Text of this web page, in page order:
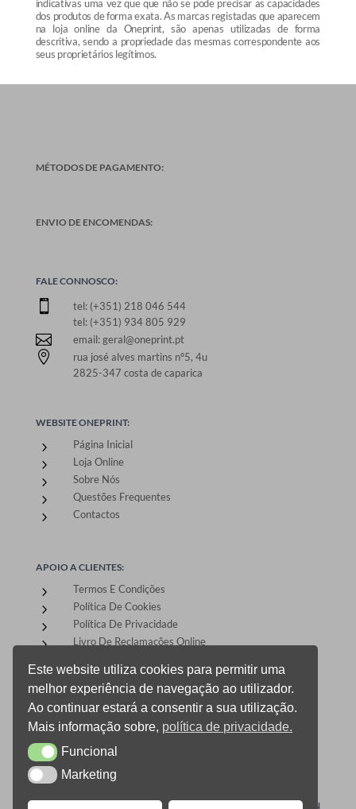
indicativas uma vez que que não se pode precisar as capacidades
dos produtos de forma exata. As marcas registadas que aparecem
na loja online da Oneprint, são apenas utilizadas de forma
descritiva, sendo a propriedade das mesmas correspondente aos
seus proprietários legítimos.
MÉTODOS DE PAGAMENTO:
ENVIO DE ENCOMENDAS:
FALE CONNOSCO:

tel: (+351) 218 046 544
tel: (+351) 934 805 929
 email: geral@oneprint.pt

rua josé alves martins nº5, 4u
2825-347 costa de caparica
WEBSITE ONEPRINT:
5 Página Inicial
5 Loja Online
5 Sobre Nós
5 Questões Frequentes
5 Contactos
APOIO A CLIENTES:
5 Termos E Condições
5 Política De Cookies
5 Política De Privacidade
5 Livro De Reclamações Online
ÁREA DE CLIENTES:
5 Registo E Login
Carrinho De Compras
5 CheckOut
5 Gestão De Encomendas
ONEPRINT © 2021 TODOS OS DIREITOS RESERVADOS – DESIGN
Este website utiliza cookies para permitir uma
melhor experiência de navegação ao utilizador.
Ao continuar estará a consentir a sua utilização.
Mais informação sobre, política de privacidade.
FuncionalFuncional
MarketingMarketing